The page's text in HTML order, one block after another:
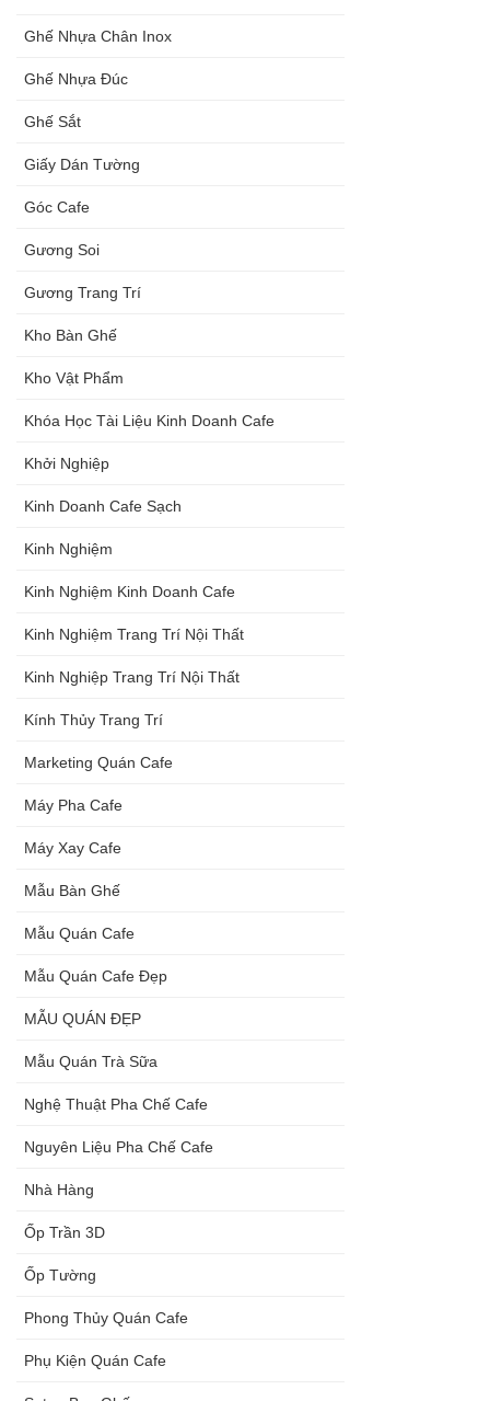
Ghế Nhựa Chân Inox
Ghế Nhựa Đúc
Ghế Sắt
Giấy Dán Tường
Góc Cafe
Gương Soi
Gương Trang Trí
Kho Bàn Ghế
Kho Vật Phẩm
Khóa Học Tài Liệu Kinh Doanh Cafe
Khởi Nghiệp
Kinh Doanh Cafe Sạch
Kinh Nghiệm
Kinh Nghiệm Kinh Doanh Cafe
Kinh Nghiệm Trang Trí Nội Thất
Kinh Nghiệp Trang Trí Nội Thất
Kính Thủy Trang Trí
Marketing Quán Cafe
Máy Pha Cafe
Máy Xay Cafe
Mẫu Bàn Ghế
Mẫu Quán Cafe
Mẫu Quán Cafe Đẹp
MẪU QUÁN ĐẸP
Mẫu Quán Trà Sữa
Nghệ Thuật Pha Chế Cafe
Nguyên Liệu Pha Chế Cafe
Nhà Hàng
Ốp Trần 3D
Ốp Tường
Phong Thủy Quán Cafe
Phụ Kiện Quán Cafe